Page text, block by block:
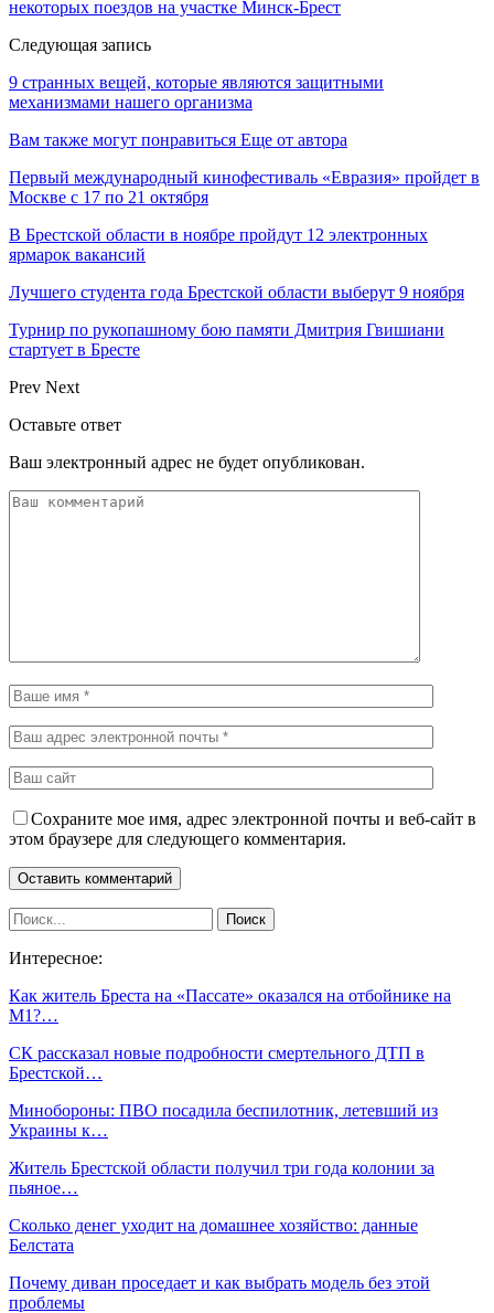
некоторых поездов на участке Минск-Брест
Следующая запись
9 странных вещей, которые являются защитными
механизмами нашего организма
Вам также могут понравиться Еще от автора
Первый международный кинофестиваль «Евразия» пройдет в
Москве с 17 по 21 октября
В Брестской области в ноябре пройдут 12 электронных
ярмарок вакансий
Лучшего студента года Брестской области выберут 9 ноября
Турнир по рукопашному бою памяти Дмитрия Гвишиани
стартует в Бресте
Prev Next
Оставьте ответ
Ваш электронный адрес не будет опубликован.
Сохраните мое имя, адрес электронной почты и веб-сайт в
этом браузере для следующего комментария.
Интересное:
Как житель Бреста на «Пассате» оказался на отбойнике на
М1?…
СК рассказал новые подробности смертельного ДТП в
Брестской…
Минобороны: ПВО посадила беспилотник, летевший из
Украины к…
Житель Брестской области получил три года колонии за
пьяное…
Сколько денег уходит на домашнее хозяйство: данные
Белстата
Почему диван проседает и как выбрать модель без этой
проблемы